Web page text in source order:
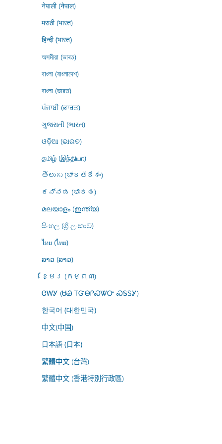
नेपाली (नेपाल)
मराठी (भारत)
हिन्दी (भारत)
অসমীয়া (ভাৰত)
বাংলা (বাংলাদেশ)
বাংলা (ভারত)
ਪੰਜਾਬੀ (ਭਾਰਤ)
ગુજરાતી (ભારત)
ଓଡ଼ିଆ (ଭାରତ)
தமிழ் (இந்தியா)
తెలుగు (భారతదేశం)
ಕನ್ನಡ (ಭಾರತ)
മലയാളം (ഇന്ത്യ)
සිංහල (ශ්‍රී ලංකාව)
ไทย (ไทย)
ລາວ (ລາວ)
ខ្មែរ (កម្ពុជា)
ᏣᎳᎩ (ᏌᏊ ᎢᏳᎾᎵᏍᏔᏅ ᏍᎦᏚᎩ)
한국어 (대한민국)
中文(中国)
日本語 (日本)
繁體中文 (台灣)
繁體中文 (香港特別行政區)